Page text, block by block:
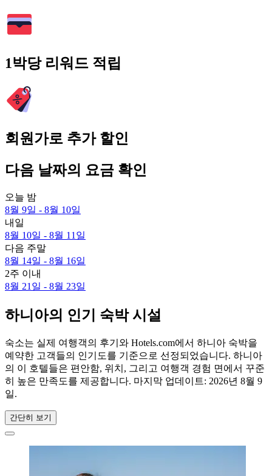
1박당 리워드 적립
회원가로 추가 할인
다음 날짜의 요금 확인
오늘 밤
8월 9일 - 8월 10일
내일
8월 10일 - 8월 11일
다음 주말
8월 14일 - 8월 16일
2주 이내
8월 21일 - 8월 23일
하니아의 인기 숙박 시설
숙소는 실제 여행객의 후기와 Hotels.com에서 하니아 숙박을
예약한 고객들의 인기도를 기준으로 선정되었습니다. 하니아
의 이 호텔들은 편안함, 위치, 그리고 여행객 경험 면에서 꾸준
히 높은 만족도를 제공합니다. 마지막 업데이트: 2026년 8월 9
일.
간단히 보기